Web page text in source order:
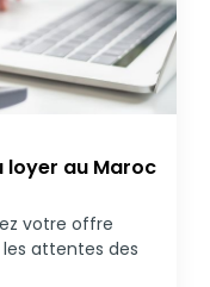
loyer au Maroc
votre offre
attentes des